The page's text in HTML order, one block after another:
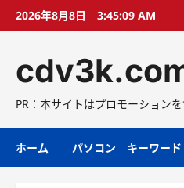
プ
2026年8月8日 3:45:10 AM
PR：本サイトはプロモーション
ホーム パソコン キーワード